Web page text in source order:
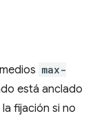
max-
está anclado
fijación si no